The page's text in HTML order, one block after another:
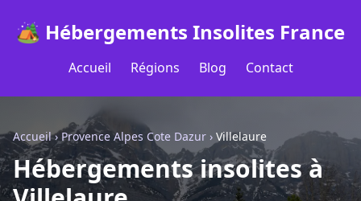
🏕️ Hébergements Insolites France
Accueil Régions Blog Contact
Accueil›Provence Alpes Cote Dazur › Villelaure
Hébergements insolites à